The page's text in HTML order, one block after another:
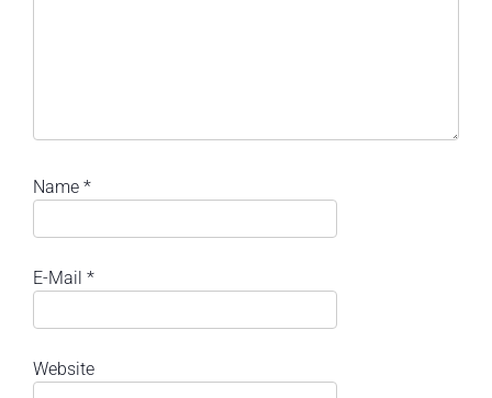
Name *
E-Mail *
Website